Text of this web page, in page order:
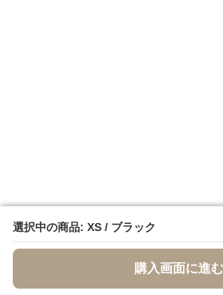
選択中の商品: XS / ブラック
購入画面に進む
選択中の商品: XS / ブラック
購入画面に進む